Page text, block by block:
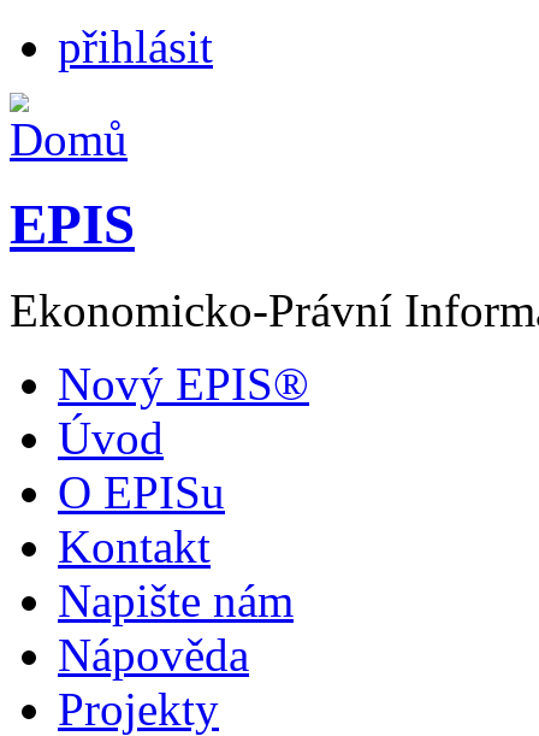
přihlásit
EPIS
Ekonomicko-Právní
Nový EPIS®
Úvod
O EPISu
Kontakt
Napište nám
Nápověda
Projekty